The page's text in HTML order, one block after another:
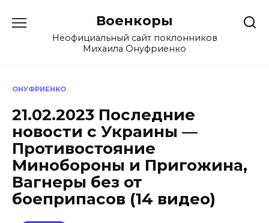
содержанию
Военкоры
Неофициальный сайт поклонников
Михаила Онуфриенко
ОНУФРИЕНКО
21.02.2023 Последние
новости с Украины —
Противостояние
Минобороны и Пригожина,
Вагнеры без от
боеприпасов (14 видео)